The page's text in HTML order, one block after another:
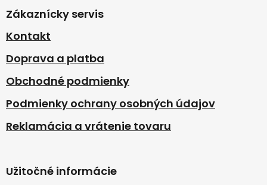
p
ä
e
Zákaznícky servis
Kontakt
Doprava a platba
Obchodné podmienky
Podmienky ochrany osobných údajov
Reklamácia a vrátenie tovaru
Užitočné informácie